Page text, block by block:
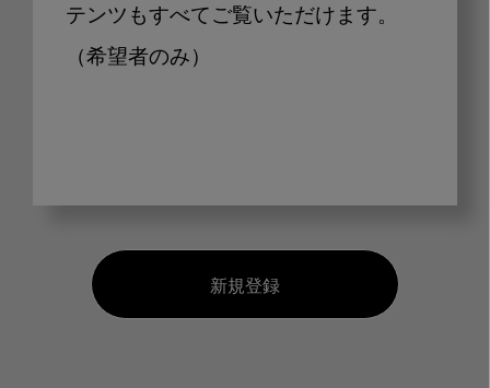
テンツもすべてご覧いただけます。
（希望者のみ）
新規登録